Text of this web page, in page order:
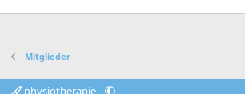
Mitglieder
physiotherapie